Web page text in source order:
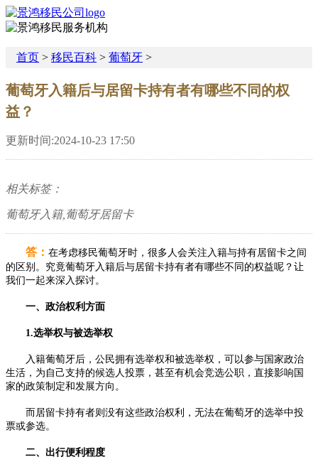
首页 > 移民百科 > 葡萄牙 >
葡萄牙入籍后与居留卡持有者有哪些不同的权
益？
更新时间:2024-10-23 17:50
相关标签：
葡萄牙入籍,葡萄牙居留卡
答： 在考虑移民葡萄牙时，很多人会关注入籍与持有居留卡之间
的区别。究竟葡萄牙入籍后与居留卡持有者有哪些不同的权益呢？让
我们一起来深入探讨。
一、政治权利方面
1.选举权与被选举权
入籍葡萄牙后，公民拥有选举权和被选举权，可以参与国家政治
生活，为自己支持的候选人投票，甚至有机会竞选公职，直接影响国
家的政策制定和发展方向。
而居留卡持有者则没有这些政治权利，无法在葡萄牙的选举中投
票或参选。
二、出行便利程度